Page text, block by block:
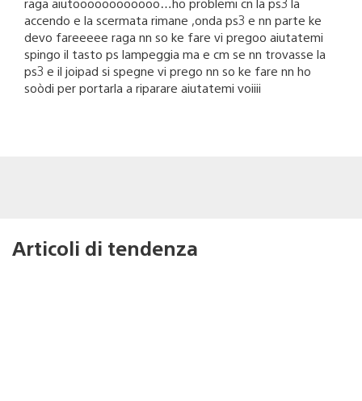
accendo e la scermata rimane ,onda ps3 e nn parte ke
devo fareeeee raga nn so ke fare vi pregoo aiutatemi
spingo il tasto ps lampeggia ma e cm se nn trovasse la
ps3 e il joipad si spegne vi prego nn so ke fare nn ho
soòdi per portarla a riparare aiutatemi voiiii
Articoli di tendenza